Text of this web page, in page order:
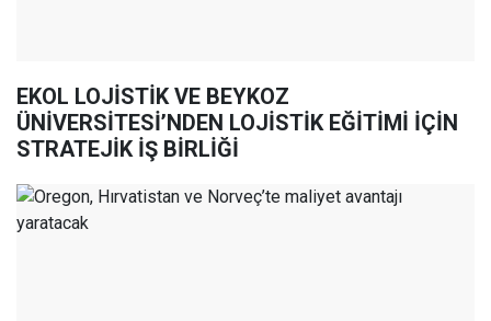
EKOL LOJİSTİK VE BEYKOZ
ÜNİVERSİTESİ’NDEN LOJİSTİK EĞİTİMİ İÇİN
STRATEJİK İŞ BİRLİĞİ